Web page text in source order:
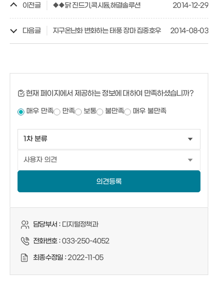
이전글 ◆◆닭 진드기,콕시듐,해결솔루션 2014-12-29
다음글 지구온난화 변화하는 태풍 장마 집중호우 2014-08-03
현재 페이지에서 제공하는 정보에 대하여 만족하셨습니까?
매우 만족 만족 보통 불만족 매우 불만족
의견등록
담당부서 :디지털정책과
전화번호 :033-250-4052
최종수정일 :2022-11-05